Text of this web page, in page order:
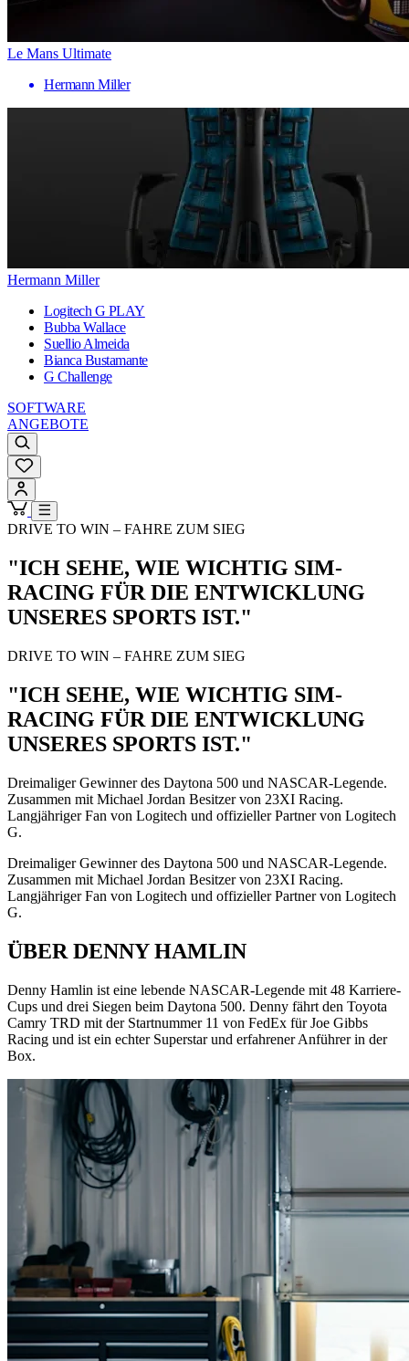
Le Mans Ultimate
Hermann Miller
Hermann Miller
Logitech G PLAY
Bubba Wallace
Suellio Almeida
Bianca Bustamante
G Challenge
SOFTWARE
ANGEBOTE
DRIVE TO WIN – FAHRE ZUM SIEG
"ICH SEHE, WIE WICHTIG SIM-
RACING FÜR DIE ENTWICKLUNG
UNSERES SPORTS IST."
DRIVE TO WIN – FAHRE ZUM SIEG
"ICH SEHE, WIE WICHTIG SIM-
RACING FÜR DIE ENTWICKLUNG
UNSERES SPORTS IST."
Dreimaliger Gewinner des Daytona 500 und NASCAR-Legende.
Zusammen mit Michael Jordan Besitzer von 23XI Racing.
Langjähriger Fan von Logitech und offizieller Partner von Logitech
G.
Dreimaliger Gewinner des Daytona 500 und NASCAR-Legende.
Zusammen mit Michael Jordan Besitzer von 23XI Racing.
Langjähriger Fan von Logitech und offizieller Partner von Logitech
G.
ÜBER DENNY HAMLIN
Denny Hamlin ist eine lebende NASCAR-Legende mit 48 Karriere-
Cups und drei Siegen beim Daytona 500. Denny fährt den Toyota
Camry TRD mit der Startnummer 11 von FedEx für Joe Gibbs
Racing und ist ein echter Superstar und erfahrener Anführer in der
Box.